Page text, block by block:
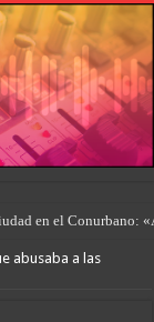
en el Conurbano:
abusaba a las